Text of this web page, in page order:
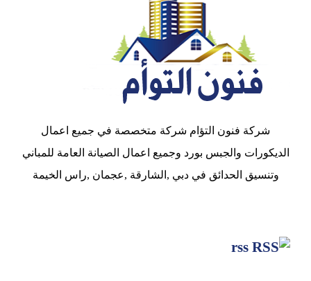
شركة فنون التؤام شركة متخصصة في جميع اعمال
الديكورات والجبس بورد وجميع اعمال الصيانة العامة للمباني
وتنسيق الحدائق في دبي ,الشارقة ,عجمان ,راس الخيمة
rss